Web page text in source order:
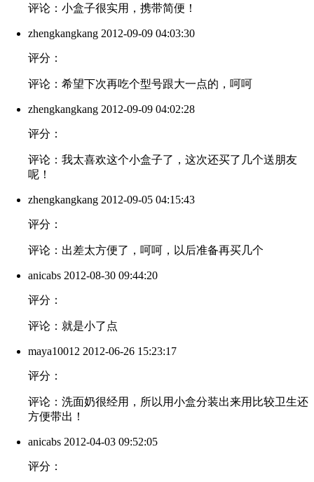
评论：小盒子很实用，携带简便！
zhengkangkang 2012-09-09 04:03:30
评分：
评论：希望下次再吃个型号跟大一点的，呵呵
zhengkangkang 2012-09-09 04:02:28
评分：
评论：我太喜欢这个小盒子了，这次还买了几个送朋友
呢！
zhengkangkang 2012-09-05 04:15:43
评分：
评论：出差太方便了，呵呵，以后准备再买几个
anicabs 2012-08-30 09:44:20
评分：
评论：就是小了点
maya10012 2012-06-26 15:23:17
评分：
评论：洗面奶很经用，所以用小盒分装出来用比较卫生还
方便带出！
anicabs 2012-04-03 09:52:05
评分：